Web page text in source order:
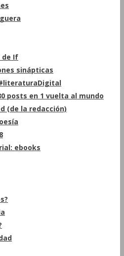
de If
sinápticas
posts en 1 vuelta al mundo
(de la redacción)
ebooks